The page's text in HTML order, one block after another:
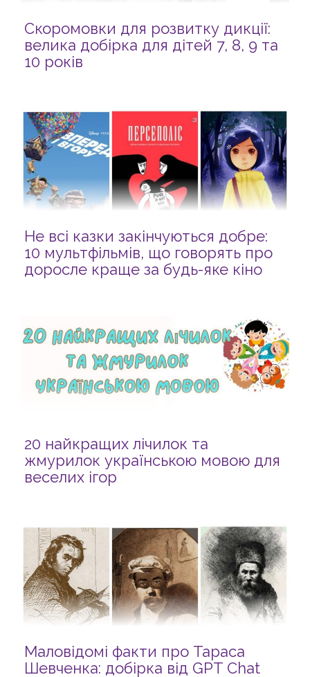
Скоромовки для розвитку дикції:
велика добірка для дітей 7, 8, 9 та
10 років
Не всі казки закінчуються добре:
10 мультфільмів, що говорять про
доросле краще за будь-яке кіно
20 найкращих лічилок та
жмурилок українською мовою для
веселих ігор
Маловідомі факти про Тараса
Шевченка: добірка від GPT Chat